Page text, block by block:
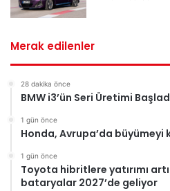
Merak edilenler
28 dakika önce
BMW i3’ün Seri Üretimi
1 gün önce
Honda, Avrupa’da büyümeyi
1 gün önce
Toyota hibritlere yatırımı
bataryalar 2027’de geliyor